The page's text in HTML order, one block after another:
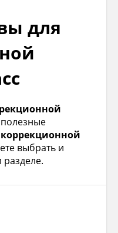
для
выбрать и
разделе.